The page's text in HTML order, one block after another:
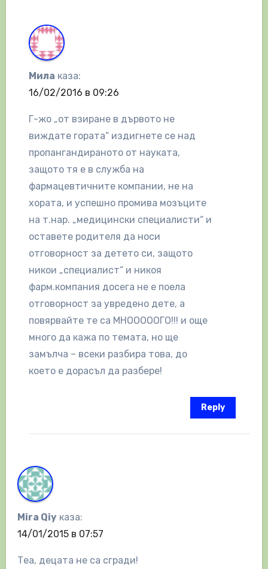
Мила каза:
16/02/2016 в 09:26
Г-жо „от взиране в дървото не
виждате гората“ издигнете се над
пропангандираното от науката,
защото тя е в служба на
фармацевтичните компании, не на
хората, и успешно промива мозъците
на т.нар. „медицински специалисти“ и
оставете родителя да носи
отговорност за детето си, защото
никои „специалист“ и никоя
фарм.компания досега не е поела
отговорност за увредено дете, а
повярвайте те са МНОООООГО!!! и още
много да кажа по темата, но ще
замълча – всеки разбира това, до
което е дорасъл да разбере!
Reply
Mira Qiy каза:
14/01/2015 в 07:57
Теа, децата не са сгради!